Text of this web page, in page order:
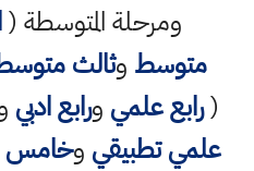
ومرحلة المتوسطة (
متوسط وثالث
(رابع علمي ورابع ادبي
علمي تطبيقي وخامس